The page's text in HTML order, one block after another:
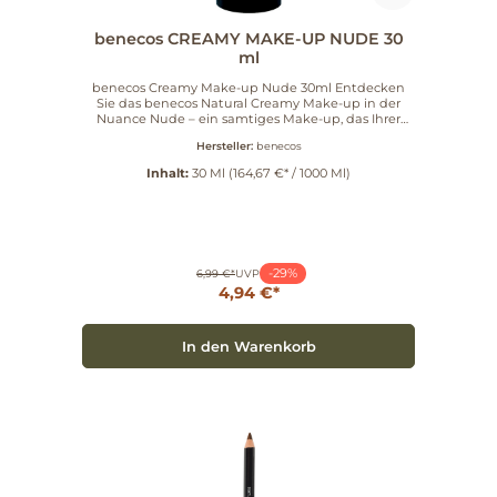
benecos CREAMY MAKE-UP NUDE 30
ml
benecos Creamy Make-up Nude 30ml Entdecken
Sie das benecos Natural Creamy Make-up in der
Nuance Nude – ein samtiges Make-up, das Ihrer
Erscheinungsbild verleiht. Vorteile Gute Deckkraft
bei natürlichem Finish Ermöglicht der Haut zu
atmen und sorgt für einen ebenmäßigen Teint
Sie Farben mischen. Vertrauen Sie auf benecos
Qualität und gönnen Sie Ihrer Haut ein natürlich
wirkendes Finish – perfekt für den täglichen Look.
Hersteller: benecos
Inhalt: 30 Ml (164,67 €* / 1000 Ml)
6,99 €*UVP -29%
4,94 €*
In den Warenkorb